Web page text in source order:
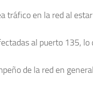
tráfico en la red al
al puerto 135, lo
de la red en